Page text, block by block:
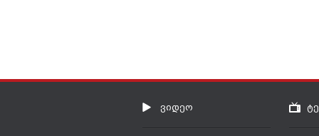
ვიდეო